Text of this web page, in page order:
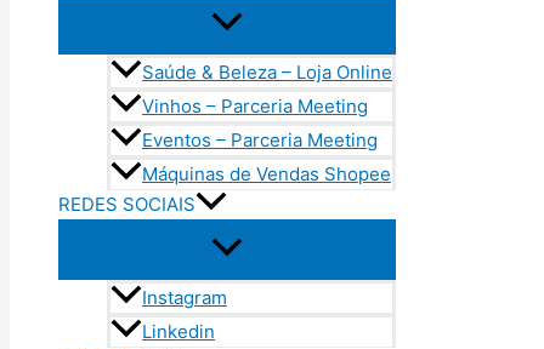
Saúde & Beleza – Loja Online
Vinhos – Parceria Meeting
Eventos – Parceria Meeting
Máquinas de Vendas Shopee
REDES SOCIAIS
Instagram
Linkedin